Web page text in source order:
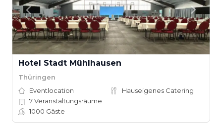
Hotel Stadt Mühlhausen
Thüringen
Eventlocation
Hauseigenes Catering
7Veranstaltungsräume
1000 Gäste